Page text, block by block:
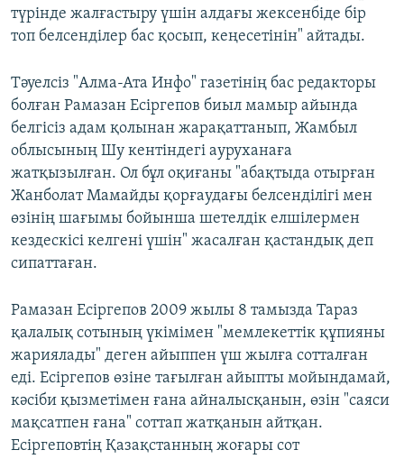
түрінде жалғастыру үшін алдағы жексенбіде бір
топ белсенділер бас қосып, кеңесетінін" айтады.
Тәуелсіз "Алма-Ата Инфо" газетінің бас редакторы
болған Рамазан Есіргепов биыл мамыр айында
белгісіз адам қолынан жарақаттанып, Жамбыл
облысының Шу кентіндегі ауруханаға
жатқызылған. Ол бұл оқиғаны "абақтыда отырған
Жанболат Мамайды қорғаудағы белсенділігі мен
өзінің шағымы бойынша шетелдік елшілермен
кездескісі келгені үшін" жасалған қастандық деп
сипаттаған.
Рамазан Есіргепов 2009 жылы 8 тамызда Тараз
қалалық сотының үкімімен "мемлекеттік құпияны
жариялады" деген айыппен үш жылға сотталған
еді. Есіргепов өзіне тағылған айыпты мойындамай,
кәсіби қызметімен ғана айналысқанын, өзін "саяси
мақсатпен ғана" соттап жатқанын айтқан.
Есіргеповтің Қазақстанның жоғары сот